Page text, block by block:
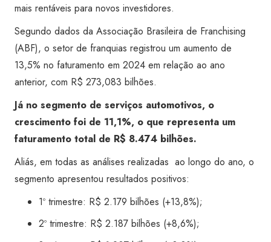
mais rentáveis para novos investidores.
Segundo dados da Associação Brasileira de Franchising
(ABF), o setor de franquias registrou um aumento de
13,5% no faturamento em 2024 em relação ao ano
anterior, com R$ 273,083 bilhões.
Já no segmento de serviços automotivos, o
crescimento foi de 11,1%, o que representa um
faturamento total de R$ 8.474 bilhões.
Aliás, em todas as análises realizadas ao longo do ano, o
segmento apresentou resultados positivos:
1º trimestre: R$ 2.179 bilhões (+13,8%);
2º trimestre: R$ 2.187 bilhões (+8,6%);